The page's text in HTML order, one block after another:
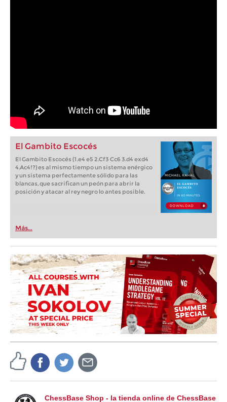
El Gambito Escocés
El Gambito Escocés (1.e4 e5 2.Cf3 Cc6 3.d4 exd4
4.Ac4!?) es al mismo tiempo un sistema enérgico
y un sistema perfectamente sólido para las
blancas, que sacrifican un peón para abrir la
posición y atacar al rey negro lo antes posible.
Más...
ChessBase Shop - la tienda online de ChessBase